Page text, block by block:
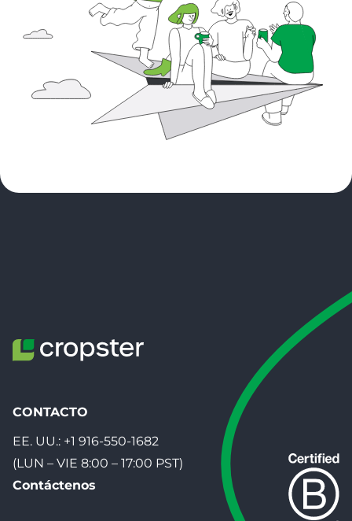
CONTACTO
EE. UU.: +1 916-550-1682
(LUN – VIE 8:00 – 17:00 PST)
Contáctenos